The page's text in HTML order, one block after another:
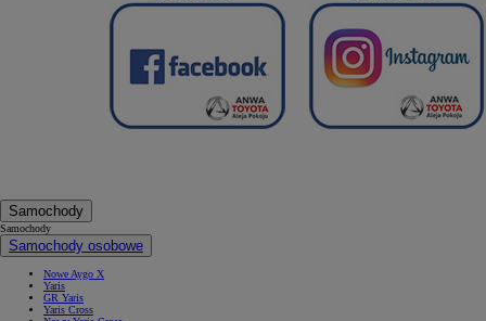
Samochody
Samochody
Samochody osobowe
Nowe Aygo X
Yaris
GR Yaris
Yaris Cross